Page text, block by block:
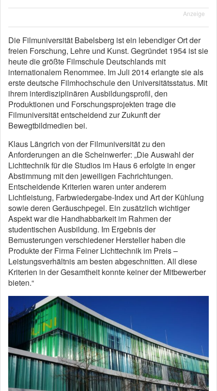
Anzeige
Die Filmuniversität Babelsberg ist ein lebendiger Ort der
freien Forschung, Lehre und Kunst. Gegründet 1954 ist sie
heute die größte Filmschule Deutschlands mit
internationalem Renommee. Im Juli 2014 erlangte sie als
erste deutsche Filmhochschule den Universitätsstatus. Mit
ihrem interdisziplinären Ausbildungsprofil, den
Produktionen und Forschungsprojekten trage die
Filmuniversität entscheidend zur Zukunft der
Bewegtbildmedien bei.
Klaus Längrich von der Filmuniversität zu den
Anforderungen an die Scheinwerfer: „Die Auswahl der
Lichttechnik für die Studios im Haus 6 erfolgte in enger
Abstimmung mit den jeweiligen Fachrichtungen.
Entscheidende Kriterien waren unter anderem
Lichtleistung, Farbwiedergabe-Index und Art der Kühlung
sowie deren Geräuschpegel. Ein zusätzlich wichtiger
Aspekt war die Handhabbarkeit im Rahmen der
studentischen Ausbildung. Im Ergebnis der
Bemusterungen verschiedener Hersteller haben die
Produkte der Firma Feiner Lichttechnik im Preis –
Leistungsverhältnis am besten abgeschnitten. All diese
Kriterien in der Gesamtheit konnte keiner der Mitbewerber
bieten.“